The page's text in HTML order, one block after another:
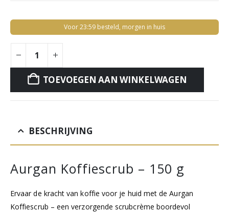
Voor 23:59 besteld, morgen in huis
TOEVOEGEN AAN WINKELWAGEN
BESCHRIJVING
Aurgan Koffiescrub – 150 g
Ervaar de kracht van koffie voor je huid met de Aurgan
Koffiescrub – een verzorgende scrubcrème boordevol